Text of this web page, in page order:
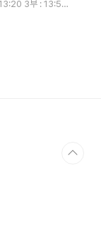
3부 : 13:50
제71회 필답형
시험시간 (상시